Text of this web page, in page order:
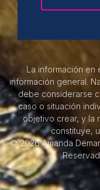
La información en
información general.
debe considerarse
caso o situación
objetivo crear, y la
constituye,
© 2026 Amanda